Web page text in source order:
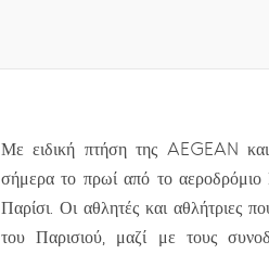
Με ειδική πτήση της AEGEAN
σήμερα το πρωί από το αεροδρόμιο
Παρίσι. Οι αθλητές και αθλήτριες
του Παρισιού, μαζί με τους